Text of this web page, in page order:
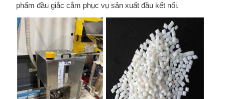
phẩm đầu giắc cắm phục vụ sản xuất đầu kết nối.